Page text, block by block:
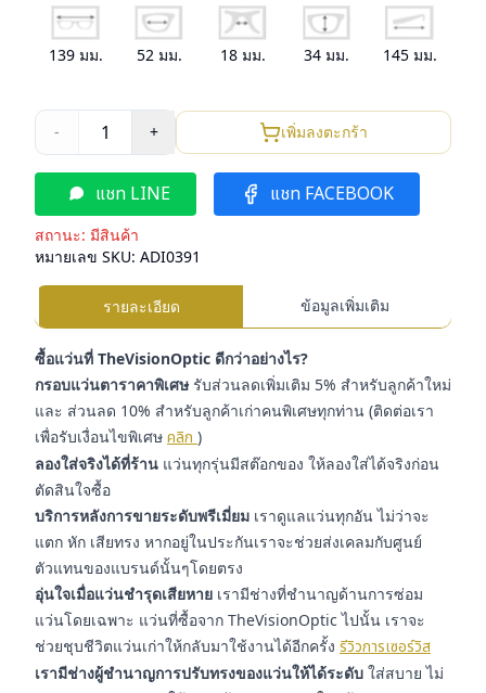
139 มม. 52 มม. 18มม. 34มม. 145มม.
- 1 + เพิ่มลงตะกร้า
แชท LINE แชท FACEBOOK
สถานะ: มีสินค้า
หมายเลข SKU: ADI0391
รายละเอียด ข้อมูลเพิ่มเติม
ซื้อแว่นที่ TheVisionOptic ดีกว่าอย่างไร?
กรอบแว่นตาราคาพิเศษ รับส่วนลดเพิ่มเติม 5% สำหรับลูกค้าใหม่
และ ส่วนลด 10% สำหรับลูกค้าเก่าคนพิเศษทุกท่าน (ติดต่อเรา
เพื่อรับเงื่อนไขพิเศษ คลิก )
ลองใส่จริงได้ที่ร้าน แว่นทุกรุ่นมีสต๊อกของ ให้ลองใส่ได้จริงก่อน
ตัดสินใจซื้อ
บริการหลังการขายระดับพรีเมี่ยม เราดูแลแว่นทุกอัน ไม่ว่าจะ
แตก หัก เสียทรง หากอยู่ในประกันเราจะช่วยส่งเคลมกับศูนย์
ตัวแทนของแบรนด์นั้นๆโดยตรง
อุ่นใจเมื่อแว่นชำรุดเสียหาย เรามีช่างที่ชำนาญด้านการซ่อม
แว่นโดยเฉพาะ แว่นที่ซื้อจาก TheVisionOptic ไปนั้น เราจะ
ช่วยชุบชีวิตแว่นเก่าให้กลับมาใช้งานได้อีกครั้ง รีวิวการเซอร์วิส
เรามีช่างผู้ชำนาญการปรับทรงของแว่นให้ได้ระดับ ใส่สบาย ไม่